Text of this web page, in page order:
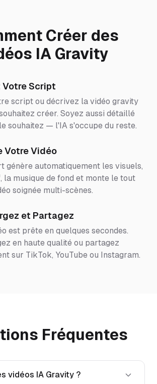
Créer des
IA Gravity
Votre Script
script ou décrivez la vidéo gravity
créer. Soyez aussi détaillé
souhaitez — l'IA s'occupe du reste.
Votre Vidéo
génère automatiquement les visuels,
la musique de fond et monte le tout
soignée multi-scènes.
et Partagez
est prête en quelques secondes.
en haute qualité ou partagez
sur TikTok, YouTube ou Instagram.
Fréquentes
vidéos IA Gravity ?